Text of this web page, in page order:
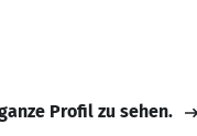
Profil zu sehen.